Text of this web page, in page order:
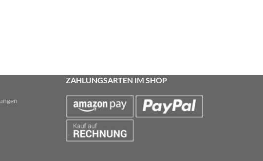
ZAHLUNGSARTEN IM SHOP